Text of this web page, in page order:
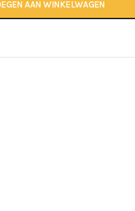
AAN WINKELWAGEN